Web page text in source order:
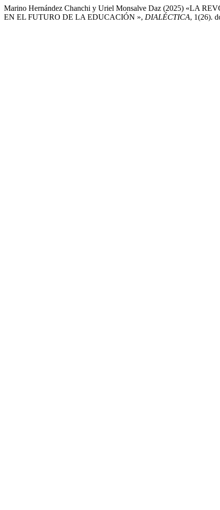
Marino Hernández Chanchi y Uriel Monsalve Daz (2025) «LA
EN EL FUTURO DE LA EDUCACIÓN », DIALÉCTICA, 1(26).